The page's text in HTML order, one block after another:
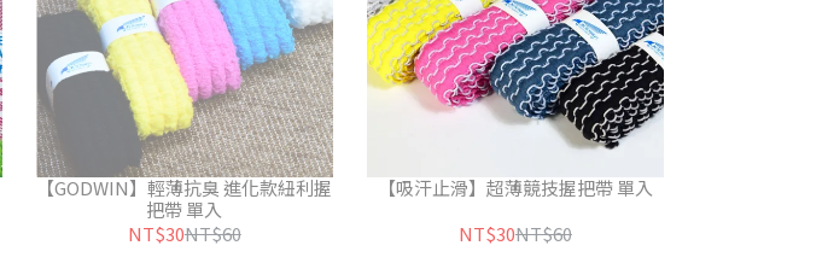
【GODWIN】輕薄抗臭 進化款紐利握
把帶 單入
NT$30NT$60
【吸汗止滑】超薄競技握把帶 單入
NT$30NT$60